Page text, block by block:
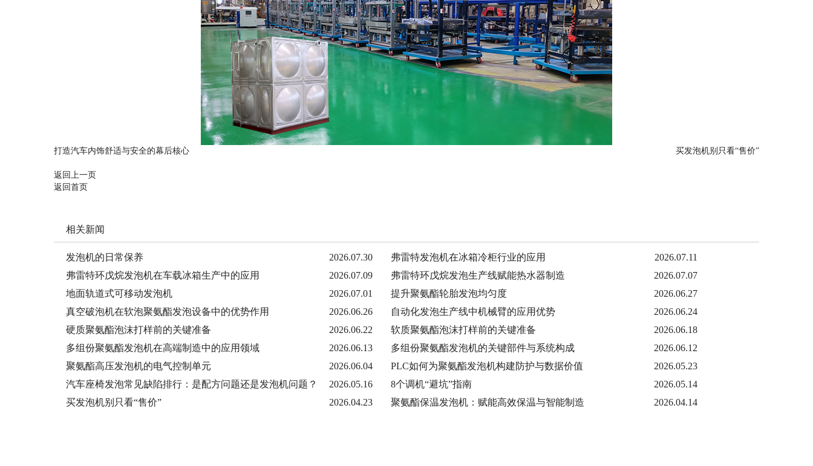
打造汽车内饰舒适与安全的幕后核心 买发泡机别只看“售价”
返回上一页
返回首页
相关新闻
2026.07.30
发泡机的日常保养 2026.07.11
弗雷特发泡机在冰箱冷柜行业的应用
2026.07.09
弗雷特环戊烷发泡机在车载冰箱生产中的应用 2026.07.07
弗雷特环戊烷发泡生产线赋能热水器制造
2026.07.01
地面轨道式可移动发泡机 2026.06.27
提升聚氨酯轮胎发泡均匀度
2026.06.26
真空破泡机在软泡聚氨酯发泡设备中的优势作用 2026.06.24
自动化发泡生产线中机械臂的应用优势
2026.06.22
硬质聚氨酯泡沫打样前的关键准备 2026.06.18
软质聚氨酯泡沫打样前的关键准备
2026.06.13
多组份聚氨酯发泡机在高端制造中的应用领域 2026.06.12
多组份聚氨酯发泡机的关键部件与系统构成
2026.06.04
聚氨酯高压发泡机的电气控制单元 2026.05.23
PLC如何为聚氨酯发泡机构建防护与数据价值
2026.05.16
汽车座椅发泡常见缺陷排行：是配方问题还是发泡机问题？ 2026.05.14
8个调机“避坑”指南
2026.04.23
买发泡机别只看“售价” 2026.04.14
聚氨酯保温发泡机：赋能高效保温与智能制造